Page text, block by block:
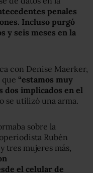
penales
Incluso purgó
y seis meses en la
con Denise Maerker,
que “estamos muy
dos implicados en el
se utilizó una arma.
sobre la
Rubén
tres mujeres más,
el celular de